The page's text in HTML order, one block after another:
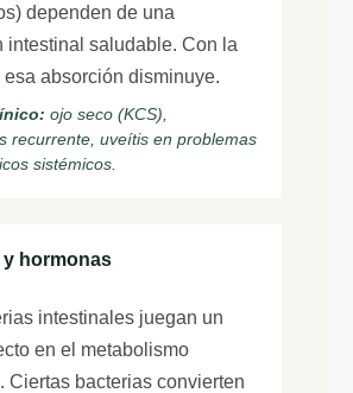
dependen de una
intestinal saludable. Con la
absorción disminuye.
ojo seco (KCS),
recurrente, uveítis en problemas
sistémicos.
y hormonas
intestinales juegan un
en el metabolismo
Ciertas bacterias convierten